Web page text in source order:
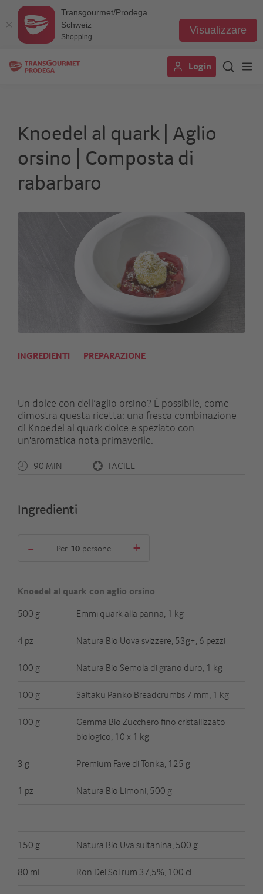
Transgourmet/Prodega
Schweiz
Shopping
Visualizzare
Login
Knoedel al quark | Aglio
orsino | Composta di
rabarbaro
INGREDIENTI PREPARAZIONE
Un dolce con dell’aglio orsino? È possibile, come
dimostra questa ricetta: una fresca combinazione
di Knoedel al quark dolce e speziato con
un'aromatica nota primaverile.
90 MIN FACILE
Ingredienti
- Per persone +
Knoedel al quark con aglio orsino
500 g
Emmi quark alla panna, 1 kg
4 pz Natura Bio Uova svizzere, 53g+, 6 pezzi
100 g Natura Bio Semola di grano duro, 1 kg
100 g Saitaku Panko Breadcrumbs 7 mm, 1 kg
100 g
Gemma Bio Zucchero fino cristallizzato
biologico, 10 x 1 kg
3 g Premium Fave di Tonka, 125 g
1 pz Natura Bio Limoni, 500 g
150 g Natura Bio Uva sultanina, 500 g
80 mL Ron Del Sol rum 37,5%, 100 cl